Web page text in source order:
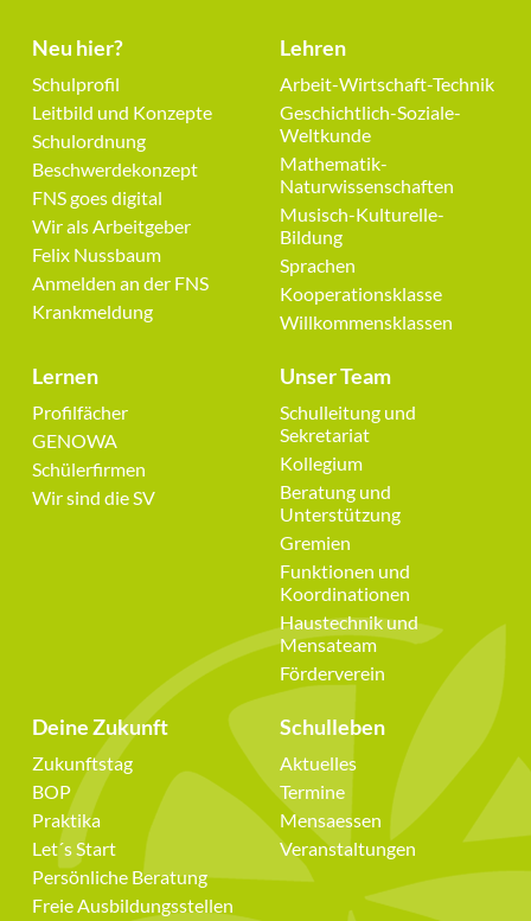
Neu hier?
Navigation
überspringen
Schulprofil
Leitbild und Konzepte
Schulordnung
Beschwerdekonzept
FNS goes digital
Wir als Arbeitgeber
Felix Nussbaum
Anmelden an der FNS
Krankmeldung
Lehren
Navigation
überspringen
Arbeit-Wirtschaft-Technik
Geschichtlich-Soziale-
Weltkunde
Mathematik-
Naturwissenschaften
Musisch-Kulturelle-
Bildung
Sprachen
Kooperationsklasse
Willkommensklassen
Lernen
Navigation
überspringen
Profilfächer
GENOWA
Schülerfirmen
Wir sind die SV
Unser Team
Navigation
überspringen
Schulleitung und
Sekretariat
Kollegium
Beratung und
Unterstützung
Gremien
Funktionen und
Koordinationen
Haustechnik und
Mensateam
Förderverein
Deine Zukunft
Navigation
überspringen
Zukunftstag
BOP
Praktika
Let´s Start
Persönliche Beratung
Freie Ausbildungsstellen
Schulleben
Navigation
überspringen
Aktuelles
Termine
Mensaessen
Veranstaltungen